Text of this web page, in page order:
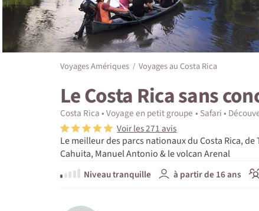
Voyages Amériques Voyages au Costa Rica
Le Costa Rica sans
Costa Rica Voyage en petit groupe Safari
Voir les 271 avis
Le meilleur des parcs nationaux du Costa Rica,
Cahuita, Manuel Antonio & le volcan Arenal
Niveau tranquille
à partir de 16 ans